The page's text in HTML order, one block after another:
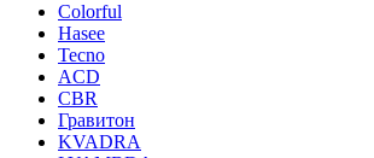
Colorful
Hasee
Tecno
ACD
CBR
Гравитон
KVADRA